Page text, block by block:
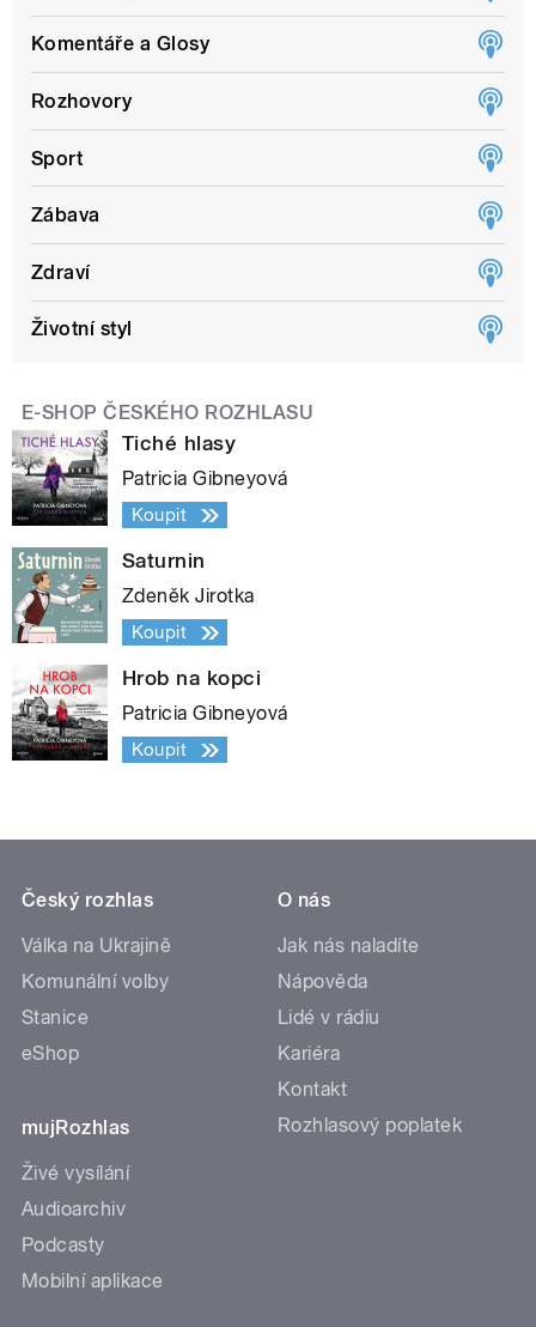
Komentáře a Glosy
Rozhovory
Sport
Zábava
Zdraví
Životní styl
E-SHOP ČESKÉHO ROZHLASU
Tiché hlasy
Patricia Gibneyová
Koupit
Saturnin
Zdeněk Jirotka
Koupit
Hrob na kopci
Patricia Gibneyová
Koupit
Český rozhlas
Válka na Ukrajině
Komunální volby
Stanice
eShop
mujRozhlas
Živé vysílání
Audioarchiv
Podcasty
Mobilní aplikace
O nás
Jak nás naladíte
Nápověda
Lidé v rádiu
Kariéra
Kontakt
Rozhlasový poplatek